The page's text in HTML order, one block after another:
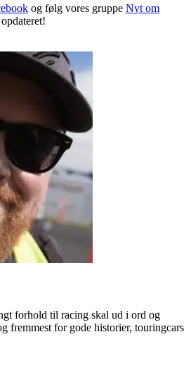
og følg vores gruppe Nyt om
forhold til racing skal ud i ord og
fremmest for gode historier, touringcars